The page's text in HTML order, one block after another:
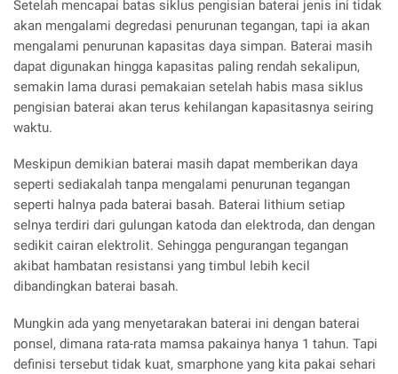
Setelah mencapai batas siklus pengisian baterai jenis ini tidak
akan mengalami degredasi penurunan tegangan, tapi ia akan
mengalami penurunan kapasitas daya simpan. Baterai masih
dapat digunakan hingga kapasitas paling rendah sekalipun,
semakin lama durasi pemakaian setelah habis masa siklus
pengisian baterai akan terus kehilangan kapasitasnya seiring
waktu.
Meskipun demikian baterai masih dapat memberikan daya
seperti sediakalah tanpa mengalami penurunan tegangan
seperti halnya pada baterai basah. Baterai lithium setiap
selnya terdiri dari gulungan katoda dan elektroda, dan dengan
sedikit cairan elektrolit. Sehingga pengurangan tegangan
akibat hambatan resistansi yang timbul lebih kecil
dibandingkan baterai basah.
Mungkin ada yang menyetarakan baterai ini dengan baterai
ponsel, dimana rata-rata mamsa pakainya hanya 1 tahun. Tapi
definisi tersebut tidak kuat, smarphone yang kita pakai sehari